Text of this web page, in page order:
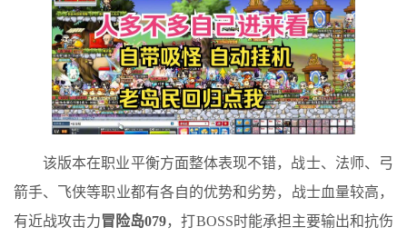
该版本在职业平衡方面整体表现不错，战士、法师、弓
箭手、飞侠等职业都有各自的优势和劣势，战士血量较高，
有近战攻击力冒险岛079，打BOSS时能承担主要输出和抗伤